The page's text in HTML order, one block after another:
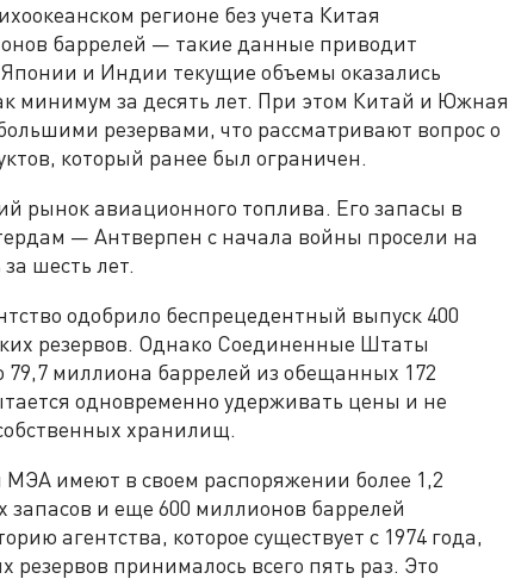
регионе без учета Китая
баррелей — такие данные приводит
и Индии текущие объемы оказались
минимум за десять лет. При этом Китай и Южная
резервами, что рассматривают вопрос о
который ранее был ограничен.
рынок авиационного топлива. Его запасы в
— Антверпен с начала войны просели на
шесть лет.
одобрило беспрецедентный выпуск 400
резервов. Однако Соединенные Штаты
79,7 миллиона баррелей из обещанных 172
одновременно удерживать цены и не
хранилищ.
имеют в своем распоряжении более 1,2
запасов и еще 600 миллионов баррелей
агентства, которое существует с 1974 года,
принималось всего пять раз. Это